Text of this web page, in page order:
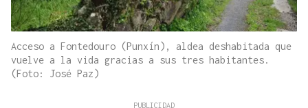
Acceso a Fontedouro (Punxín), aldea deshabitada que
vuelve a la vida gracias a sus tres habitantes.
(Foto: José Paz)